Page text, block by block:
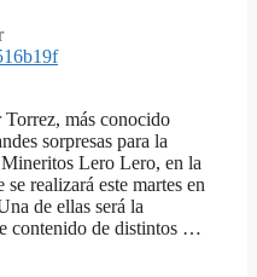
más conocido
sorpresas para la
Lero Lero, en la
realizará este martes en
de ellas será la
contenido de distintos …